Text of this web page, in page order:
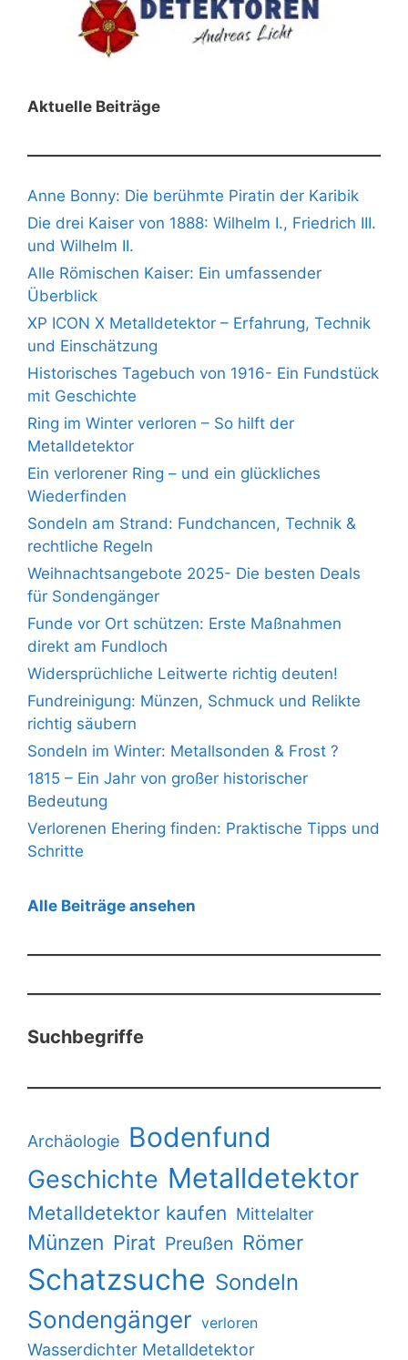
Aktuelle Beiträge
Anne Bonny: Die berühmte Piratin der Karibik
Die drei Kaiser von 1888: Wilhelm I., Friedrich III.
und Wilhelm II.
Alle Römischen Kaiser: Ein umfassender
Überblick
XP ICON X Metalldetektor – Erfahrung, Technik
und Einschätzung
Historisches Tagebuch von 1916- Ein Fundstück
mit Geschichte
Ring im Winter verloren – So hilft der
Metalldetektor
Ein verlorener Ring – und ein glückliches
Wiederfinden
Sondeln am Strand: Fundchancen, Technik &
rechtliche Regeln
Weihnachtsangebote 2025- Die besten Deals
für Sondengänger
Funde vor Ort schützen: Erste Maßnahmen
direkt am Fundloch
Widersprüchliche Leitwerte richtig deuten!
Fundreinigung: Münzen, Schmuck und Relikte
richtig säubern
Sondeln im Winter: Metallsonden & Frost ?
1815 – Ein Jahr von großer historischer
Bedeutung
Verlorenen Ehering finden: Praktische Tipps und
Schritte
Alle Beiträge ansehen
Suchbegriffe
Archäologie Bodenfund
Geschichte Metalldetektor
Metalldetektor kaufen Mittelalter
Münzen Pirat Preußen Römer
Schatzsuche Sondeln
Sondengänger verloren
Wasserdichter Metalldetektor